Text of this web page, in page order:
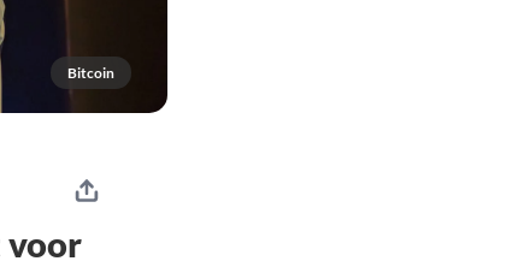
Bitcoin
voor